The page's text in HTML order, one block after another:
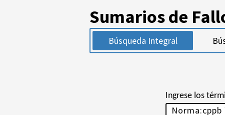
Sumarios de
Búsqueda Integral
Ingrese los